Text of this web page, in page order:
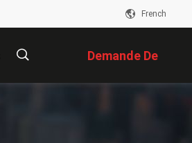
French
Demande De
Soumission